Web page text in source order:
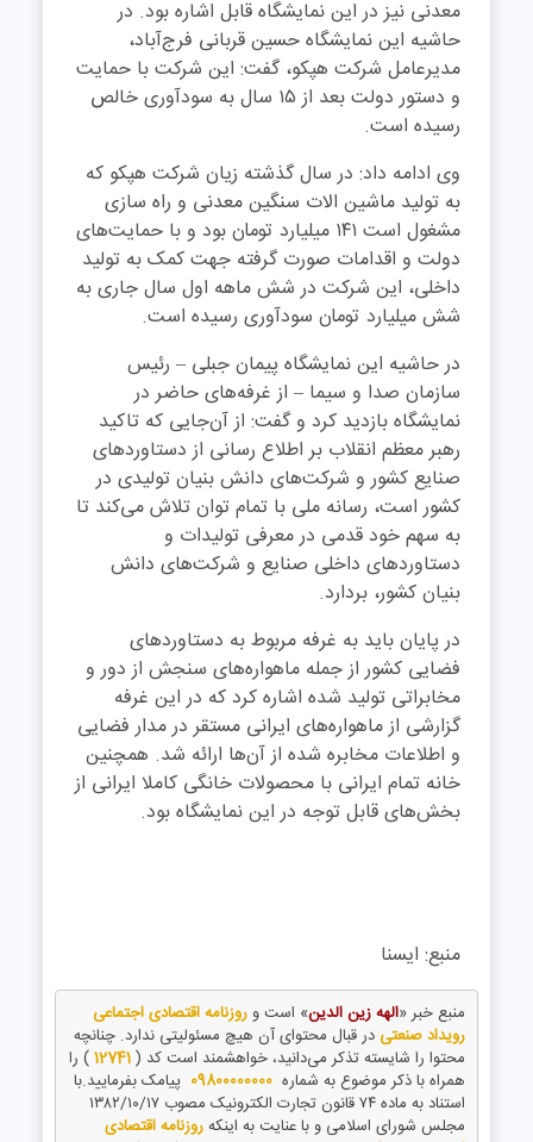
معدنی نیز در این نمایشگاه قابل اشاره بود. در
حاشیه این نمایشگاه حسین قربانی فرج‌آباد،
مدیرعامل شرکت هپکو، گفت: این شرکت با حمایت
و دستور دولت بعد از ۱۵ سال به سودآوری خالص
رسیده است.
وی ادامه داد: در سال گذشته زیان شرکت هپکو که
به تولید ماشین الات سنگین معدنی و راه سازی
مشغول است ۱۴۱ میلیارد تومان بود و با حمایت‌های
دولت و اقدامات صورت گرفته جهت کمک به تولید
داخلی، این شرکت در شش ماهه اول سال جاری به
شش میلیارد تومان سودآوری رسیده است.
در حاشیه این نمایشگاه پیمان جبلی – رئیس
سازمان صدا و سیما – از غرفه‌های حاضر در
نمایشگاه بازدید کرد و گفت: از آن‌جایی که تاکید
رهبر معظم انقلاب بر اطلاع رسانی از دستاوردهای
صنایع کشور و شرکت‌های دانش بنیان تولیدی در
کشور است، رسانه ملی با تمام توان تلاش می‌کند تا
به سهم خود قدمی در معرفی تولیدات و
دستاوردهای داخلی صنایع و شرکت‌های دانش
بنیان کشور، بردارد.
در پایان باید به غرفه مربوط به دستاوردهای
فضایی کشور از جمله ماهواره‌های سنجش از دور و
مخابراتی تولید شده اشاره کرد که در این غرفه
گزارشی از ماهواره‌های ایرانی مستقر در مدار فضایی
و اطلاعات مخابره شده از آن‌ها ارائه شد. همچنین
خانه تمام ایرانی با محصولات خانگی کاملا ایرانی از
بخش‌های قابل توجه در این نمایشگاه بود.
منبع: ایسنا
منبع خبر «الهه زین الدین» است وروزنامه اقتصادی اجتماعی
رویداد صنعتی در قبال محتوای آن هیچ مسئولیتی ندارد. چنانچه
محتوا را شایسته تذکر می‌دانید، خواهشمند است کد (12741
) را
همراه با ذکر موضوع به شماره 09800000000
پیامک بفرمایید.با
استناد به ماده ۷۴ قانون تجارت الکترونیک مصوب ۱۳۸۲/۱۰/۱۷
مجلس شورای اسلامی و با عنایت به اینکهروزنامه اقتصادی